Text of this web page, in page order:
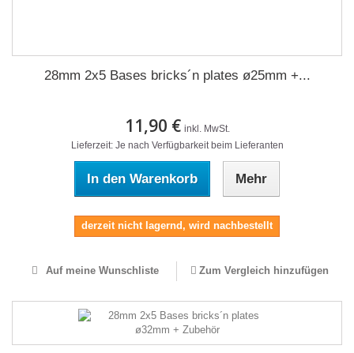
28mm 2x5 Bases bricks´n plates ø25mm +...
11,90 € inkl. MwSt.
Lieferzeit: Je nach Verfügbarkeit beim Lieferanten
In den Warenkorb Mehr
derzeit nicht lagernd, wird nachbestellt
Auf meine Wunschliste Zum Vergleich hinzufügen